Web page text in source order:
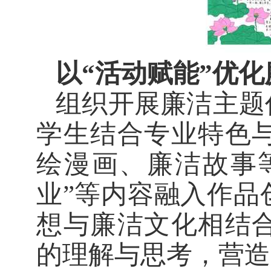
以“活动赋能”优
组织开展廉洁主
学生结合专业特色
绘漫画、廉洁故事
业”等内容融入作
想与廉洁文化相结
的理解与思考，营